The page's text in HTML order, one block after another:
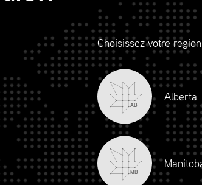
plus large œuvrant dans tous les rôles liés
à l’approvisionnement, en passant par
la distribution, les opérations, la
de contrats.
Choisissez votre region
AB
Alberta
MB